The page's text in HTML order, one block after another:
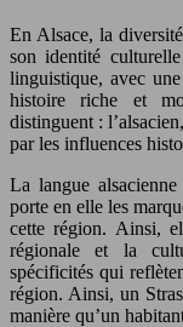
En Alsace, la
son identité
linguistique, avec
histoire riche et
distinguent :
par les influences
La langue
porte en elle les
cette région. Ainsi,
régionale et la
spécificités qui
région. Ainsi, un
manière qu’un